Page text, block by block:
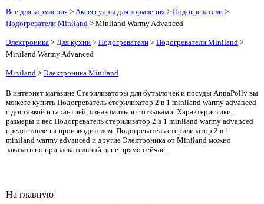
Все для кормления > Аксессуары для кормления > Подогреватели >
Подогреватели Miniland > Miniland Warmy Advanced
Электроника > Для кухни > Подогреватели > Подогреватели Miniland >
Miniland Warmy Advanced
Miniland > Электроника Miniland
В интернет магазине Стерилизаторы для бутылочек и посуды AnnaPolly вы
можете купить Подогреватель стерилизатор 2 в 1 miniland warmy advanced
с доставкой и гарантией, ознакомиться с отзывами. Характеристики,
размеры и вес Подогреватель стерилизатор 2 в 1 miniland warmy advanced
предоставлены производителем. Подогреватель стерилизатор 2 в 1
miniland warmy advanced и другие Электроника от Miniland можно
заказать по привлекательной цене прямо сейчас.
На главную